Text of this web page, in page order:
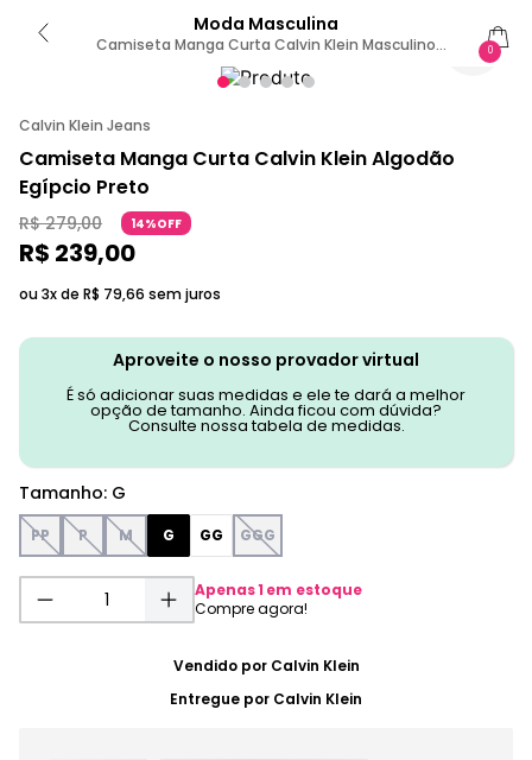
Moda Masculina
Camiseta Manga Curta Calvin Klein Masculino
Algodão Egípcio Aop - Preto G
0
Calvin Klein Jeans
Camiseta Manga Curta Calvin Klein Algodão
Egípcio Preto
R$ 279,00 14%OFF
R$ 239,00
ou 3x de R$ 79,66 sem juros
Aproveite o nosso provador virtual
É só adicionar suas medidas e ele te dará a melhor
opção de tamanho. Ainda ficou com dúvida?
Consulte nossa tabela de medidas.
Tamanho: G
PP P M G GG GGG
Apenas1 em estoque
Vendido por Calvin Klein
Entregue por Calvin Klein